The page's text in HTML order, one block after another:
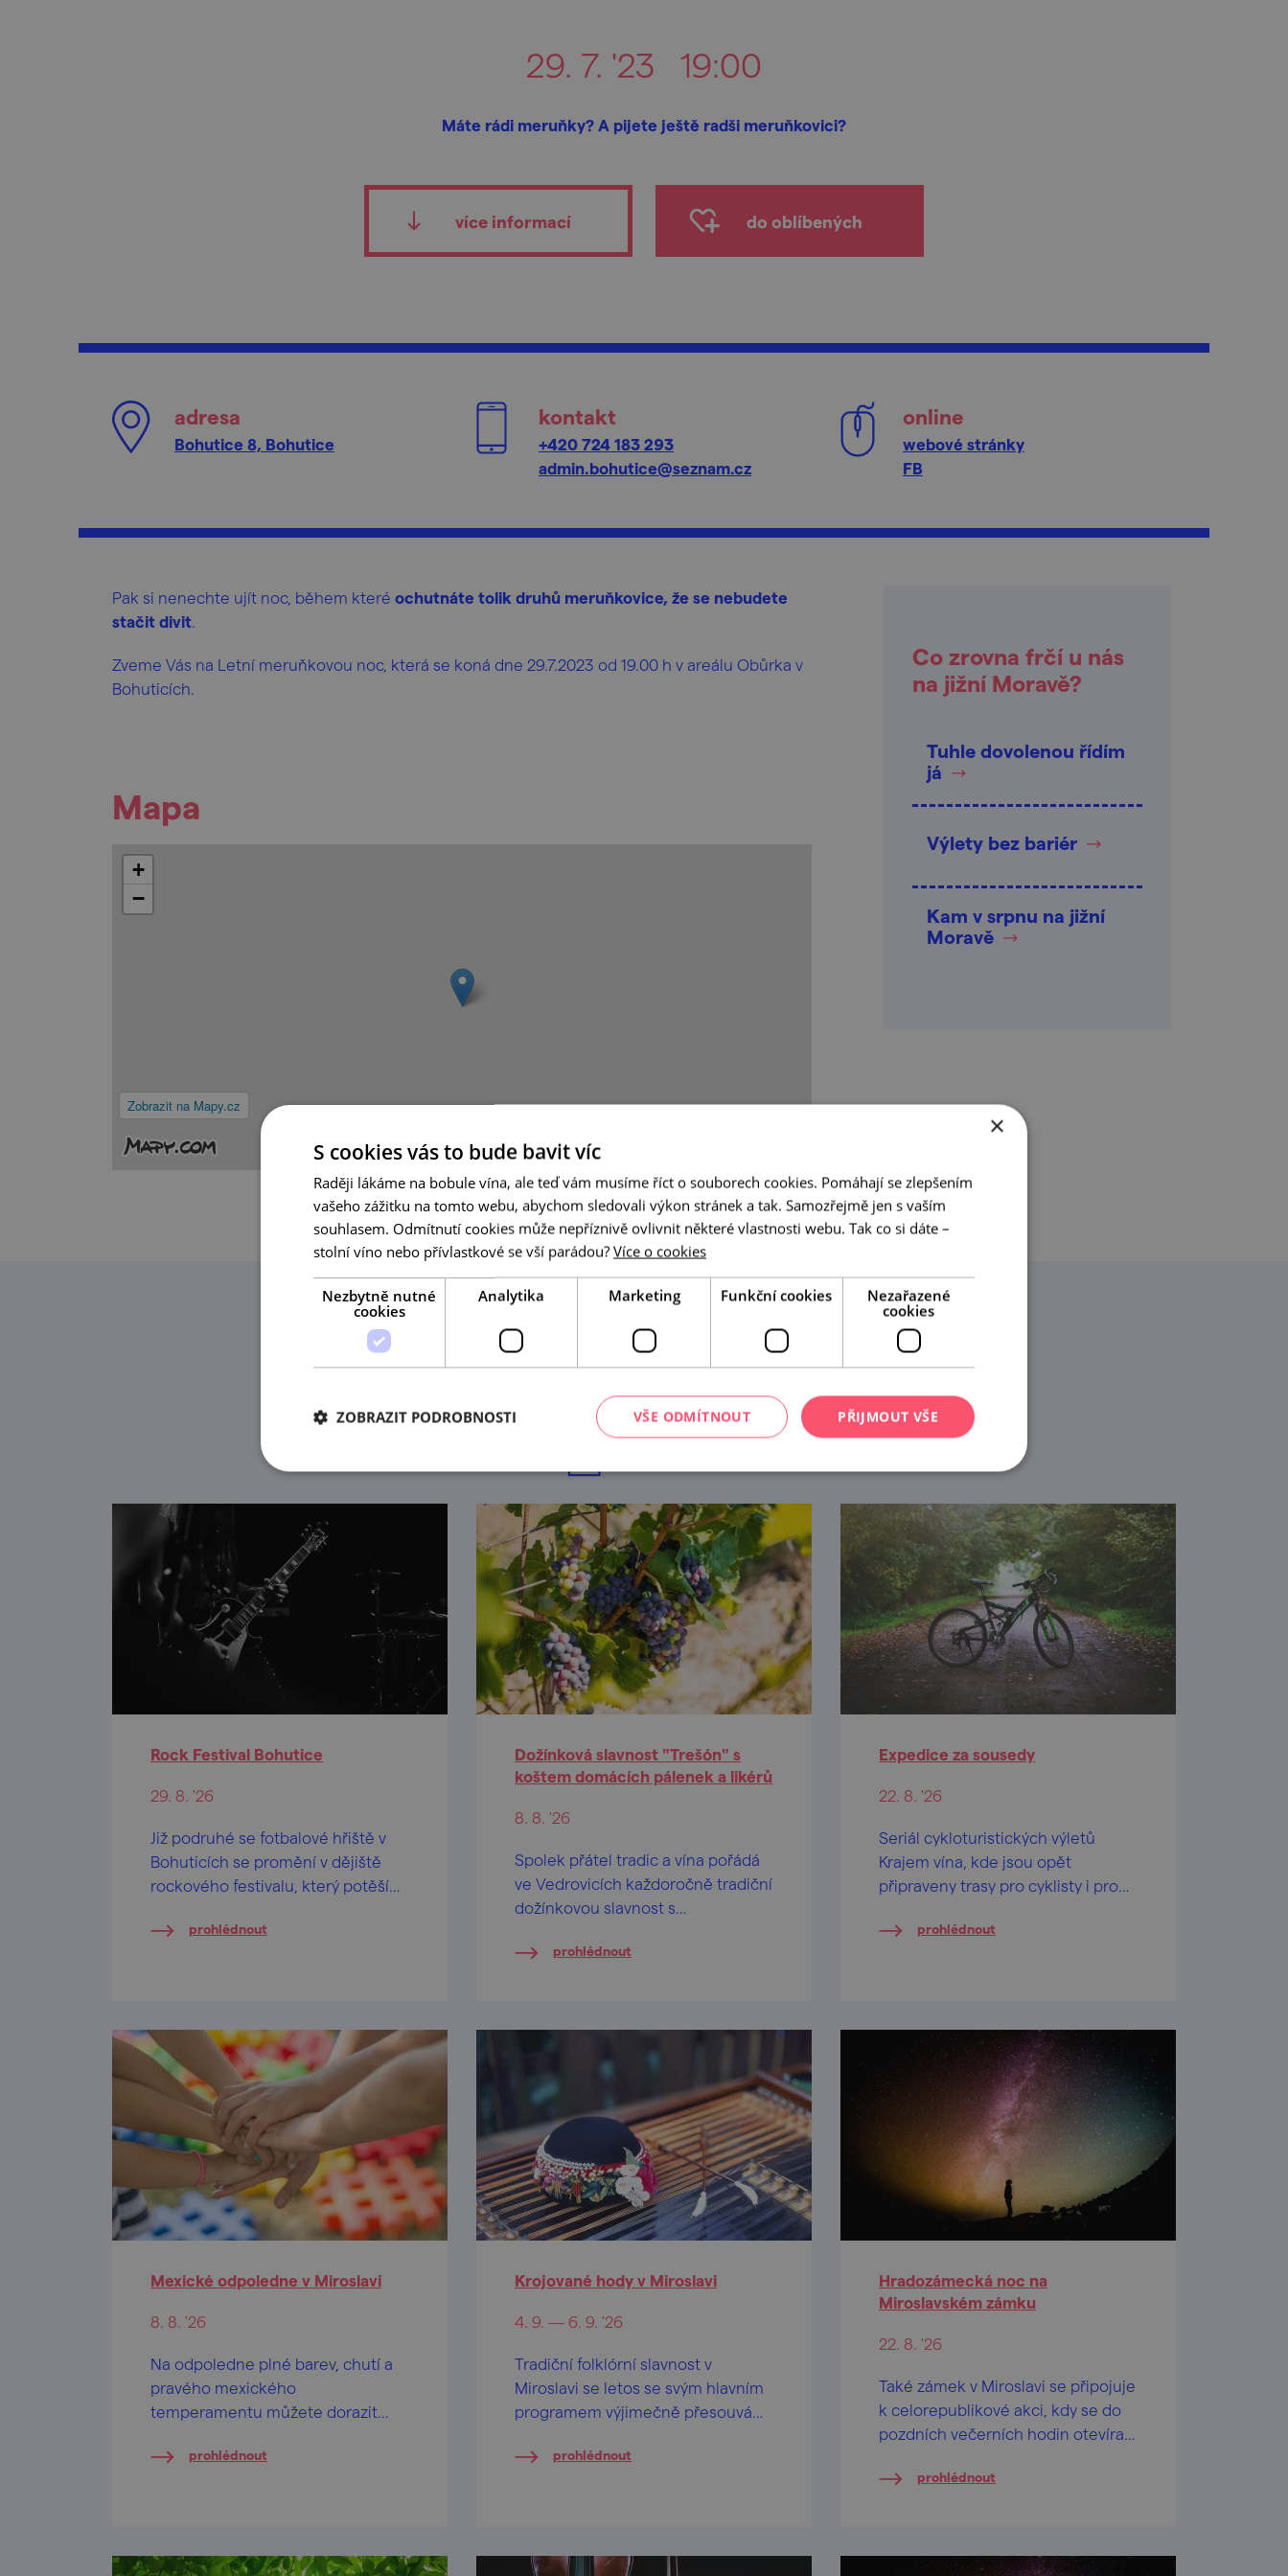
29. 7. '23 19:00
Máte rádi meruňky? A pijete ještě radši meruňkovici?
více informací do oblíbených
adresa
Bohutice 8, Bohutice
kontakt
+420 724 183 293
admin.bohutice@seznam.cz
online
webové stránky
FB
Pak si nenechte ujít noc, během které ochutnáte tolik druhů meruňkovice, že se nebudete
stačit divit.
Zveme Vás na Letní meruňkovou noc, která se koná dne 29.7.2023 od 19.00 h v areálu Obůrka v
Bohuticích.
Mapa
Zobrazit na Mapy.cz
+
−
Co zrovna frčí u nás
na jižní Moravě?
Tuhle dovolenou řídím
já
Výlety bez bariér
Kam v srpnu na jižní
Moravě
A tady už jste byli?
Mrkněte na ně.
Rock Festival Bohutice
29. 8. '26
Již podruhé se fotbalové hřiště v
Bohuticích se promění v dějiště
rockového festivalu, který potěší
legendárních hitů.
prohlédnout
Dožínková slavnost "Trešón" s
koštem domácích pálenek a likérů
8. 8. '26
Spolek přátel tradic a vína pořádá
ve Vedrovicích každoročně tradiční
dožínkovou slavnost s
likérů.prohlédnout
Expedice za sousedy
22. 8. '26
Seriál cykloturistických výletů
Krajem vína, kde jsou opět
připraveny trasy pro cyklisty i pro
prohlédnout
Mexické odpoledne v Miroslavi
8. 8. '26
Na odpoledne plné barev, chutí a
pravého mexického
temperamentu můžete dorazit
zámeckého parku v Miroslavi.
prohlédnout
Krojované hody v Miroslavi
4. 9. — 6. 9. '26
Tradiční folklórní slavnost v
Miroslavi se letos se svým hlavním
programem výjimečně přesouvá
návštěvníky čeká víkend plný
prohlédnout
Hradozámecká noc na
Miroslavském zámku
22. 8. '26
Také zámek v Miroslavi se připojuje
k celorepublikové akci, kdy se do
pozdních večerních hodin otevírají
objektů nabízejících netradiční
prohlédnout
×
S cookies vás to bude bavit víc
Raději lákáme na bobule vína, ale teď vám musíme říct o souborech cookies. Pomáhají se zlepšením
vašeho zážitku na tomto webu, abychom sledovali výkon stránek a tak. Samozřejmě jen s vaším
souhlasem. Odmítnutí cookies může nepříznivě ovlivnit některé vlastnosti webu. Tak co si dáte –
stolní víno nebo přívlastkové se vší parádou? Více o cookies
Nezbytně nutné
cookies
Analytika Marketing Funkční cookies
Nezařazené
cookies
PŘIJMOUT VŠE
VŠE ODMÍTNOUT
ZOBRAZIT PODROBNOSTI